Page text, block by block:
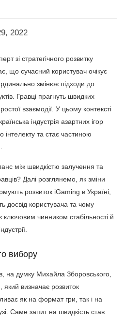
2022
зі стратегічного розвитку
що сучасний користувач очікує
змінює підходи до
Гравці прагнуть швидких
взаємодії. У цьому контексті
індустрія азартних ігор
інтелекту та стає частиною
між швидкістю залучення та
Далі розглянемо, як зміни
розвиток iGaming в Україні,
досвід користувача та чому
ключовим чинником стабільності й
вибору
на думку Михайла Зборовського,
визначає розвиток
як на формат гри, так і на
Саме запит на швидкість став